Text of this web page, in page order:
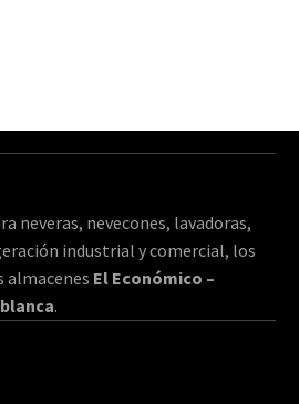
neveras, nevecones, lavadoras,
industrial y comercial, los
almacenes El Económico –
.